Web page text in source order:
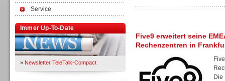
Service
Immer Up-To-Date
» Newsletter TeleTalk-Compact
Five9 erweitert seine
Rechenzentren in
Die